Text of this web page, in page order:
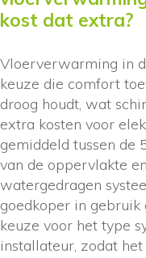
kost dat extra?
Vloerverwarming in
keuze die comfort
droog houdt, wat
extra kosten voor
gemiddeld tussen de
van de oppervlakte
watergedragen
goedkoper in gebruik
keuze voor het type
installateur, zodat